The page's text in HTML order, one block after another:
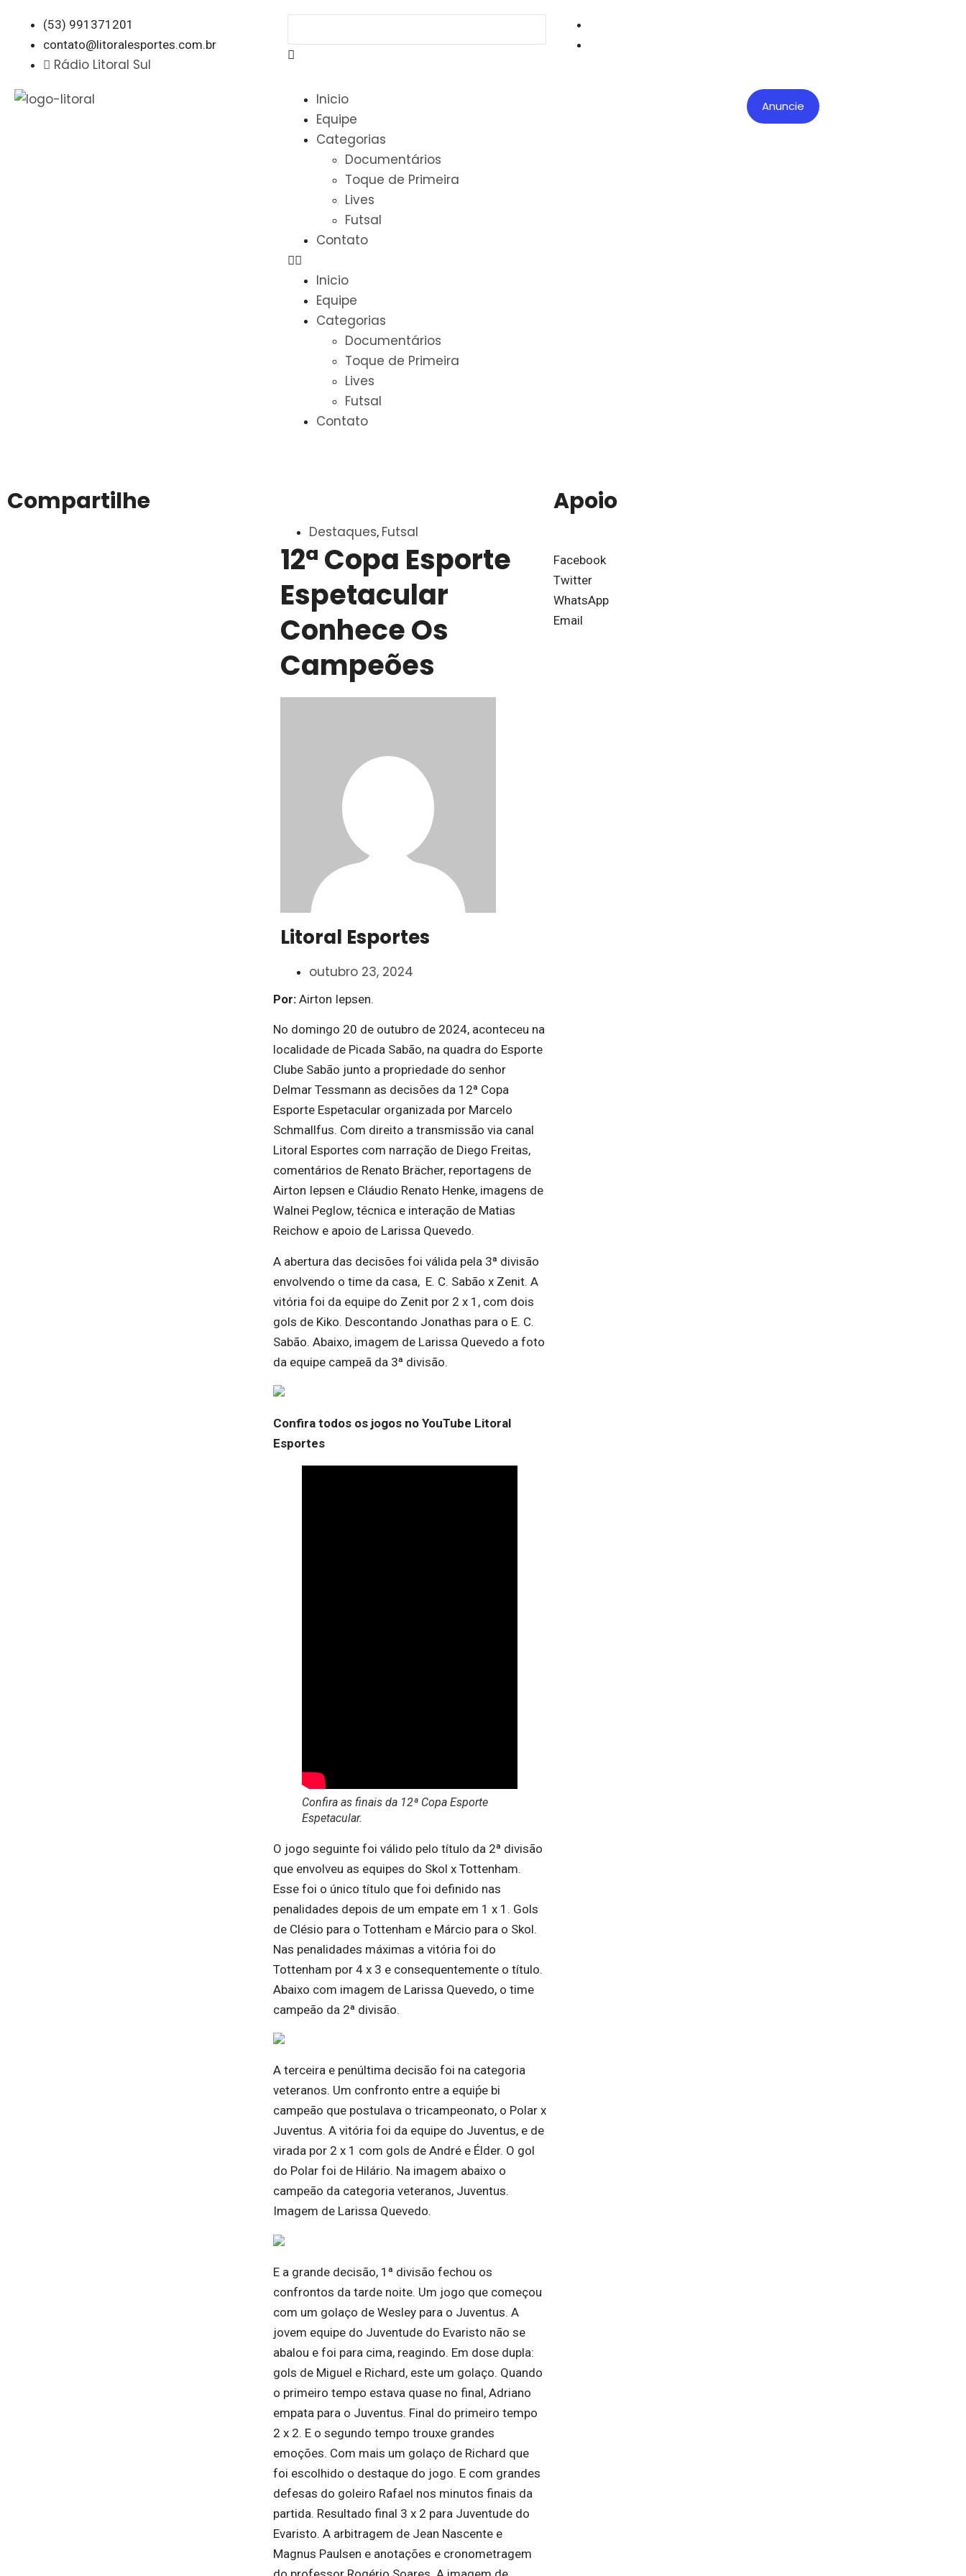
(53) 991371201
contato@litoralesportes.com.br
Rádio Litoral Sul
Inicio
Equipe
Categorias
Documentários
Toque de Primeira
Lives
Futsal
Contato
Inicio
Equipe
Categorias
Documentários
Toque de Primeira
Lives
Futsal
Contato
Anuncie
Compartilhe
Destaques, Futsal
12ª Copa Esporte
Espetacular
Conhece Os
Campeões
Litoral Esportes
outubro 23, 2024
Por:Airton Iepsen.
No domingo 20 de outubro de 2024, aconteceu na
localidade de Picada Sabão, na quadra do Esporte
Clube Sabão junto a propriedade do senhor
Delmar Tessmann as decisões da 12ª Copa
Esporte Espetacular organizada por Marcelo
Schmallfus. Com direito a transmissão via canal
Litoral Esportes com narração de Diego Freitas,
comentários de Renato Brächer, reportagens de
Airton Iepsen e Cláudio Renato Henke, imagens de
Walnei Peglow, técnica e interação de Matias
Reichow e apoio de Larissa Quevedo.
A abertura das decisões foi válida pela 3ª divisão
envolvendo o time da casa, E. C. Sabão x Zenit. A
vitória foi da equipe do Zenit por 2 x 1, com dois
gols de Kiko. Descontando Jonathas para o E. C.
Sabão. Abaixo, imagem de Larissa Quevedo a foto
da equipe campeã da 3ª divisão.
Confira todos os jogos no YouTube Litoral
Esportes
Confira as finais da 12ª Copa Esporte
Espetacular.
O jogo seguinte foi válido pelo título da 2ª divisão
que envolveu as equipes do Skol x Tottenham.
Esse foi o único título que foi definido nas
penalidades depois de um empate em 1 x 1. Gols
de Clésio para o Tottenham e Márcio para o Skol.
Nas penalidades máximas a vitória foi do
Tottenham por 4 x 3 e consequentemente o título.
Abaixo com imagem de Larissa Quevedo, o time
campeão da 2ª divisão.
A terceira e penúltima decisão foi na categoria
veteranos. Um confronto entre a equiṕe bi
campeão que postulava o tricampeonato, o Polar x
Juventus. A vitória foi da equipe do Juventus, e de
virada por 2 x 1 com gols de André e Élder. O gol
do Polar foi de Hilário. Na imagem abaixo o
campeão da categoria veteranos, Juventus.
Imagem de Larissa Quevedo.
E a grande decisão, 1ª divisão fechou os
confrontos da tarde noite. Um jogo que começou
com um golaço de Wesley para o Juventus. A
jovem equipe do Juventude do Evaristo não se
abalou e foi para cima, reagindo. Em dose dupla:
gols de Miguel e Richard, este um golaço. Quando
o primeiro tempo estava quase no final, Adriano
empata para o Juventus. Final do primeiro tempo
2 x 2. E o segundo tempo trouxe grandes
emoções. Com mais um golaço de Richard que
foi escolhido o destaque do jogo. E com grandes
defesas do goleiro Rafael nos minutos finais da
partida. Resultado final 3 x 2 para Juventude do
Evaristo. A arbitragem de Jean Nascente e
Magnus Paulsen e anotações e cronometragem
Apoio
Facebook
Twitter
WhatsApp
Email